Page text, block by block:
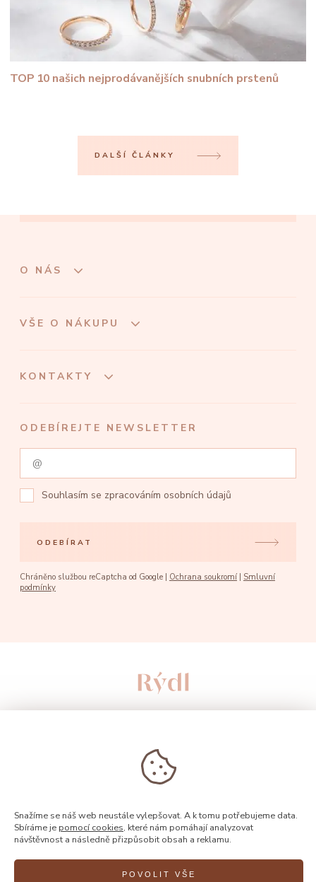
TOP 10 našich nejprodávanějších snubních prstenů
DALŠÍ ČLÁNKY
O NÁS
VŠE O NÁKUPU
KONTAKTY
ODEBÍREJTE NEWSLETTER
Souhlasím se zpracováním osobních údajů
ODEBÍRAT
Chráněno službou reCaptcha od Google | Ochrana soukromí
Smluvní
podmínky
© 2026, Rýdl
Snažíme se náš web neustále vylepšovat. A k tomu potřebujeme data.
Sbíráme je pomocí cookies, které nám pomáhají analyzovat
návštěvnost a následně přizpůsobit obsah a reklamu.
POVOLIT VŠE